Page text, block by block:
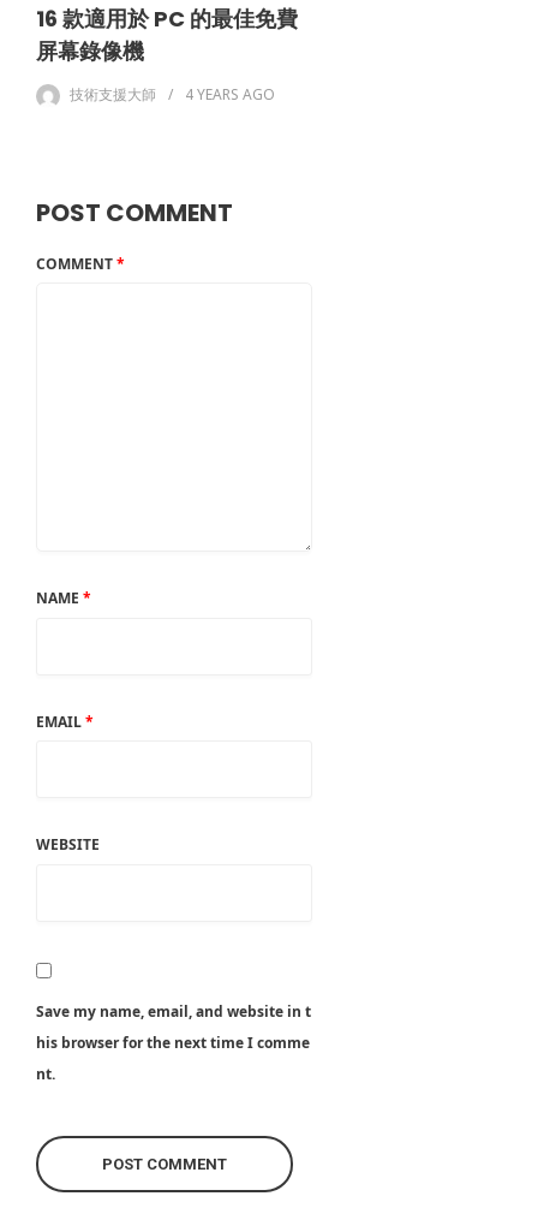
16 款適用於 PC 的最佳免費
屏幕錄像機
技術支援大師 4 YEARS AGO
POST COMMENT
COMMENT*
NAME *
EMAIL*
WEBSITE
Save my name, email, and website in t
his browser for the next time I comme
nt.